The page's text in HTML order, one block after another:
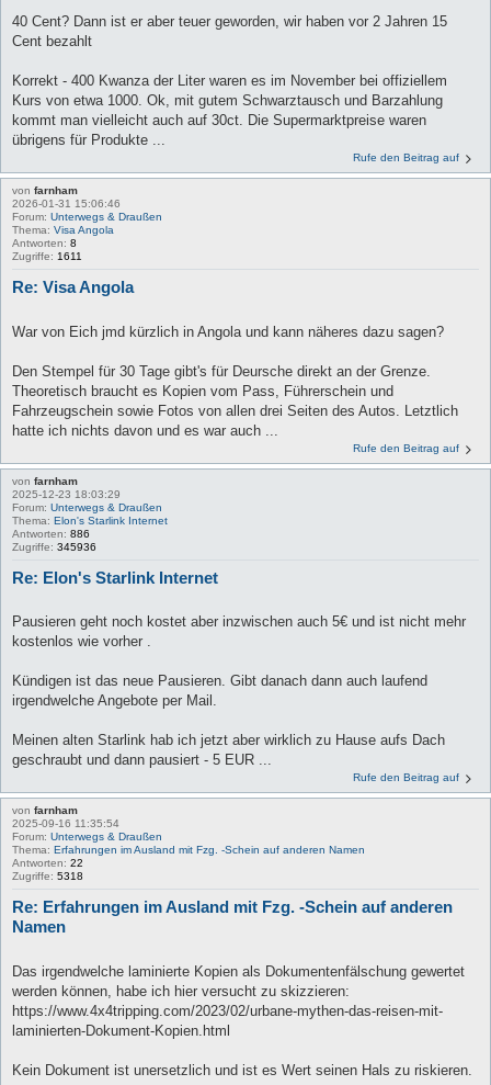
40 Cent? Dann ist er aber teuer geworden, wir haben vor 2 Jahren 15
Cent bezahlt
Korrekt - 400 Kwanza der Liter waren es im November bei offiziellem
Kurs von etwa 1000. Ok, mit gutem Schwarztausch und Barzahlung
kommt man vielleicht auch auf 30ct. Die Supermarktpreise waren
übrigens für Produkte ...
Rufe den Beitrag auf
von farnham
2026-01-31 15:06:46
Forum: Unterwegs & Draußen
Thema: Visa Angola
Antworten: 8
Zugriffe: 1611
Re: Visa Angola
War von Eich jmd kürzlich in Angola und kann näheres dazu sagen?
Den Stempel für 30 Tage gibt's für Deursche direkt an der Grenze.
Theoretisch braucht es Kopien vom Pass, Führerschein und
Fahrzeugschein sowie Fotos von allen drei Seiten des Autos. Letztlich
hatte ich nichts davon und es war auch ...
Rufe den Beitrag auf
von farnham
2025-12-23 18:03:29
Forum: Unterwegs & Draußen
Thema: Elon's Starlink Internet
Antworten: 886
Zugriffe: 345936
Re: Elon's Starlink Internet
Pausieren geht noch kostet aber inzwischen auch 5€ und ist nicht mehr
kostenlos wie vorher .
Kündigen ist das neue Pausieren. Gibt danach dann auch laufend
irgendwelche Angebote per Mail.
Meinen alten Starlink hab ich jetzt aber wirklich zu Hause aufs Dach
geschraubt und dann pausiert - 5 EUR ...
Rufe den Beitrag auf
von farnham
2025-09-16 11:35:54
Forum: Unterwegs & Draußen
Thema: Erfahrungen im Ausland mit Fzg. -Schein auf anderen Namen
Antworten: 22
Zugriffe: 5318
Re: Erfahrungen im Ausland mit Fzg. -Schein auf anderen
Namen
Das irgendwelche laminierte Kopien als Dokumentenfälschung gewertet
werden können, habe ich hier versucht zu skizzieren:
https://www.4x4tripping.com/2023/02/urbane-mythen-das-reisen-mit-
laminierten-Dokument-Kopien.html
Kein Dokument ist unersetzlich und ist es Wert seinen Hals zu riskieren.